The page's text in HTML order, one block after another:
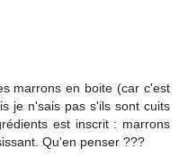
marrons en boite (car c'est
je n'sais pas s'ils sont cuits
est inscrit : marrons
Qu'en penser ???